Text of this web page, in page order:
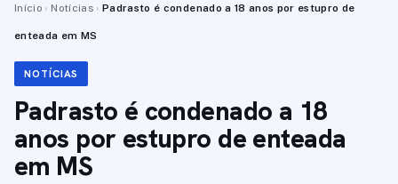
Início › Notícias › Padrasto é condenado a 18 anos por estupro de
enteada em MS
NOTÍCIAS
Padrasto é condenado a 18
anos por estupro de enteada
em MS